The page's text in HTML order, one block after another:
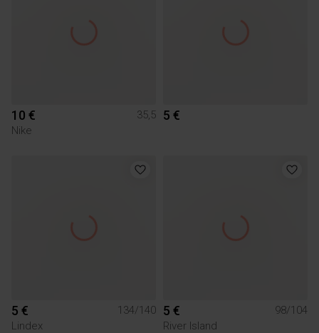
10 €
35,5
Nike
5 €
5 €
134/140
Lindex
5 €
98/104
River Island